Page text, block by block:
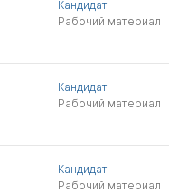
Кандидат
Рабочий материал
Кандидат
Рабочий материал
Кандидат
Рабочий материал